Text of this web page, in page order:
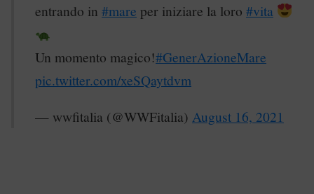
entrando in #mare per iniziare la loro #vita
Un momento magico!#GenerAzioneMare
pic.twitter.com/xeSQaytdvm
— wwfitalia (@WWFitalia) August 16, 2021